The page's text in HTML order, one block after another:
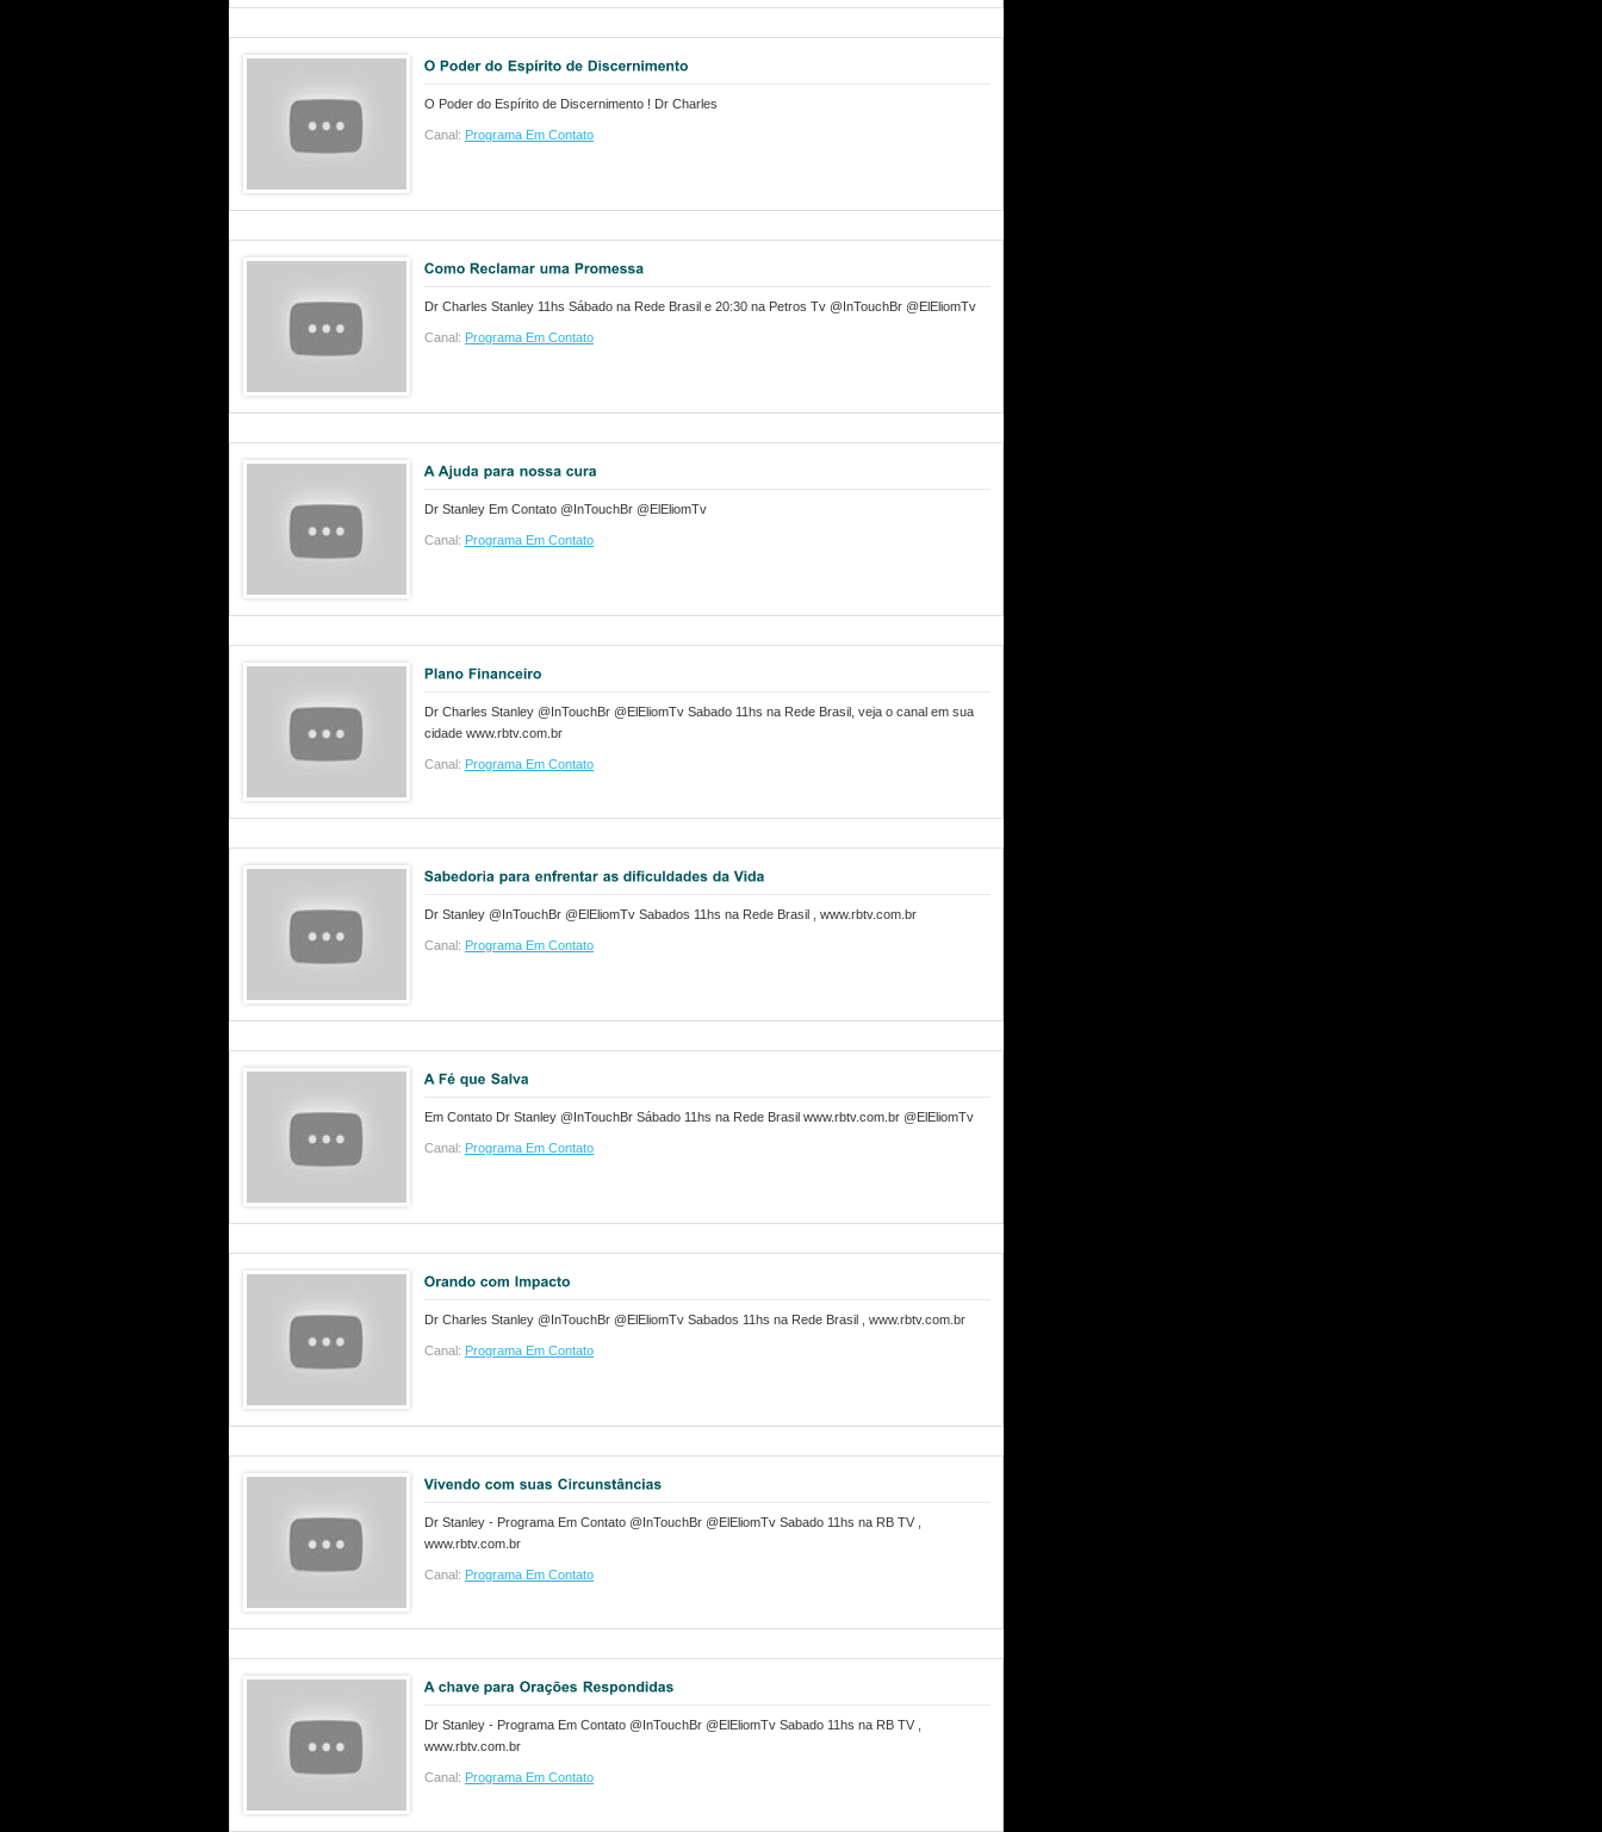
O Poder do Espírito de Discernimento ! Dr Charles
Canal: Programa Em Contato
Dr Charles Stanley 11hs Sábado na Rede Brasil e 20:30 na Petros Tv @InTouchBr @ElEliomTv
Canal: Programa Em Contato
Dr Stanley Em Contato @InTouchBr @ElEliomTv
Canal: Programa Em Contato
Dr Charles Stanley @InTouchBr @ElEliomTv Sabado 11hs na Rede Brasil, veja o canal em sua
cidade www.rbtv.com.br
Canal: Programa Em Contato
Dr Stanley @InTouchBr @ElEliomTv Sabados 11hs na Rede Brasil , www.rbtv.com.br
Canal: Programa Em Contato
Em Contato Dr Stanley @InTouchBr Sábado 11hs na Rede Brasil www.rbtv.com.br @ElEliomTv
Canal: Programa Em Contato
Dr Charles Stanley @InTouchBr @ElEliomTv Sabados 11hs na Rede Brasil , www.rbtv.com.br
Canal: Programa Em Contato
Dr Stanley - Programa Em Contato @InTouchBr @ElEliomTv Sabado 11hs na RB TV ,
www.rbtv.com.br
Canal: Programa Em Contato
Dr Stanley - Programa Em Contato @InTouchBr @ElEliomTv Sabado 11hs na RB TV ,
www.rbtv.com.br
Canal: Programa Em Contato